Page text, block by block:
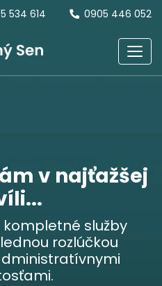
534 614 0905 446 052
v najťažšej
služby
rozlúčkou